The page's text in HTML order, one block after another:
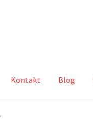
Kontakt Blog